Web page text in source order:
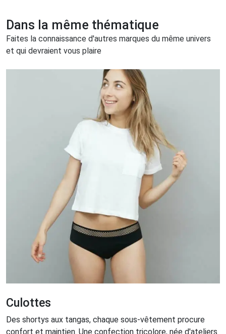
Dans la même thématique
Faites la connaissance d'autres marques du même univers
et qui devraient vous plaire
Culottes
Des shortys aux tangas, chaque sous-vêtement procure
confort et maintien. Une confection tricolore, née d'ateliers